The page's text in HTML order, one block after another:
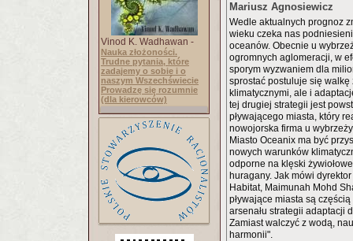
Vinod K. Wadhawan -
Nauka złożoności.
Trudne pytania, które
zadajemy o sobie i o
naszym Wszechświecie
Prowadzę się rozumnie
(dla kierowców)
Mariusz Agnosiewicz
Wedle aktualnych prognoz
wieku czeka nas
oceanów. Obecnie u
ogromnych aglomeracji, w
sporym wyzwaniem dla
sprostać postuluje się walkę
klimatycznymi, ale i
tej drugiej strategii jest
pływającego miasta, który
nowojorska firma u
Miasto Oceanix ma być
nowych warunków
odporne na klęski
huragany. Jak mówi
Habitat, Maimunah Mohd
pływające miasta są
arsenału strategii adaptacji
Zamiast walczyć z wodą,
harmonii".